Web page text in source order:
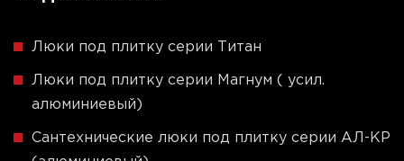
Люки под плитку серии Титан
Люки под плитку серии Магнум ( усил.
алюминиевый)
Сантехнические люки под плитку серии АЛ-КР